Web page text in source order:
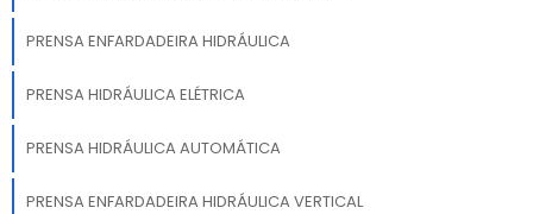
PRENSA ENFARDADEIRA HIDRÁULICA
PRENSA HIDRÁULICA ELÉTRICA
PRENSA HIDRÁULICA AUTOMÁTICA
PRENSA ENFARDADEIRA HIDRÁULICA VERTICAL